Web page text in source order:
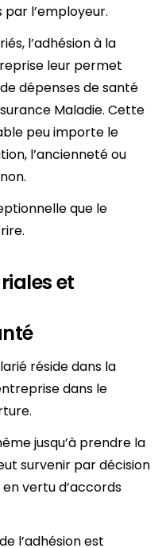
l’employeur.
l’adhésion à la
leur permet
dépenses de santé
Maladie. Cette
peu importe le
l’ancienneté ou
que le
et
réside dans la
dans le
jusqu’à prendre la
survenir par décision
vertu d’accords
l’adhésion est